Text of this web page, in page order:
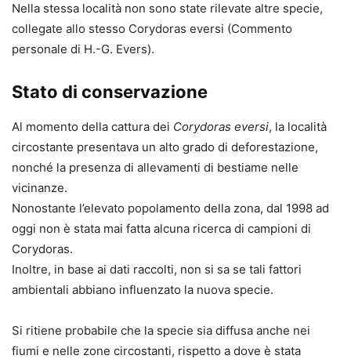
Nella stessa località non sono state rilevate altre specie,
collegate allo stesso Corydoras eversi (Commento
personale di H.-G. Evers).
Stato di conservazione
Al momento della cattura dei Corydoras eversi, la località
circostante presentava un alto grado di deforestazione,
nonché la presenza di allevamenti di bestiame nelle
vicinanze.
Nonostante l’elevato popolamento della zona, dal 1998 ad
oggi non è stata mai fatta alcuna ricerca di campioni di
Corydoras.
Inoltre, in base ai dati raccolti, non si sa se tali fattori
ambientali abbiano influenzato la nuova specie.
Si ritiene probabile che la specie sia diffusa anche nei
fiumi e nelle zone circostanti, rispetto a dove è stata